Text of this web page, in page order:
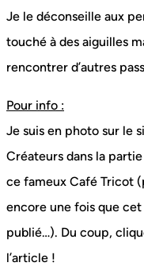
Je le déconseille aux
touché à des aiguilles
rencontrer d’autres
Pour info :
Je suis en photo sur le
Créateurs dans la partie
ce fameux Café Tricot
encore une fois que
publié…). Du coup,
l’article !